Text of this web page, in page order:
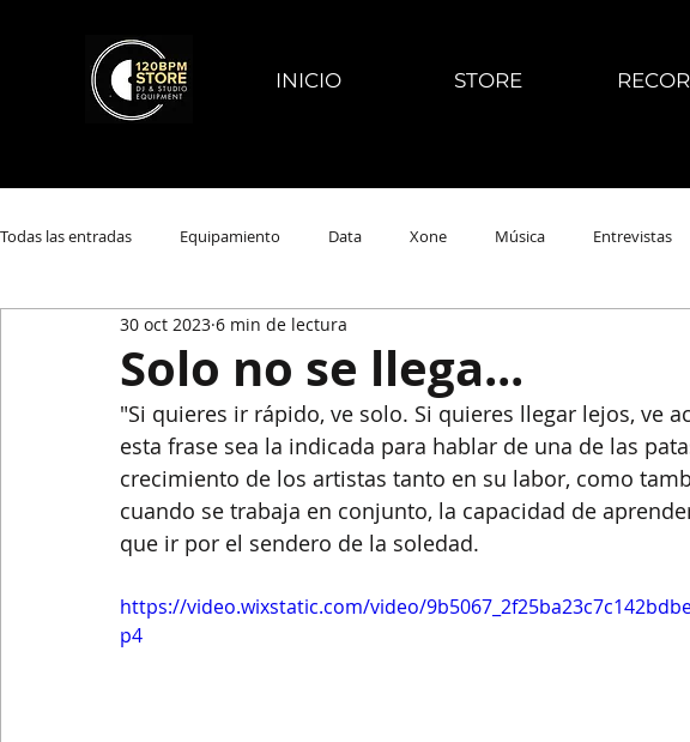
INICIO STORE
Todas las entradas Equipamiento Data Xone Música Entrevistas
Solo no se llega...
30 oct 2023 6 min de lectura
"Si quieres ir rápido, ve solo. Si quieres llegar lejos, ve
esta frase sea la indicada para hablar de una de las
crecimiento de los artistas tanto en su labor, como
cuando se trabaja en conjunto, la capacidad de
que ir por el sendero de la soledad.
https://video.wixstatic.com/video/
p4